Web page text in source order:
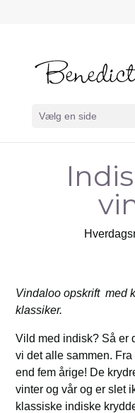
Vælg en side
Vindaloo opskrift med
klassiker.
Vild med indisk? Så er
vi det alle sammen.
end fem årige! De
vinter og vår og er slet
klassiske indiske